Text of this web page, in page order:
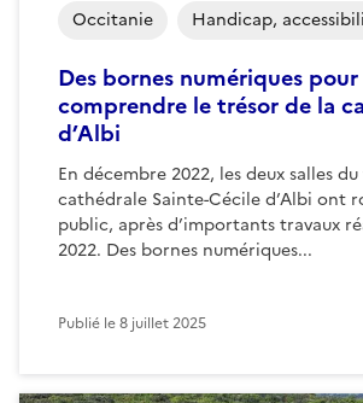
Des bornes numériques
comprendre le trésor de la
d’Albi
En décembre 2022, les deux salles
cathédrale Sainte-Cécile d’Albi ont
public, après d’importants travaux
2022. Des bornes numériques...
Occitanie Handicap,
Publié le8 juillet 2025